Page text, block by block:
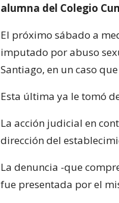
alumna del Colegio
El próximo sábado a
imputado por abuso
Santiago, en un caso
Esta última ya le tomó
La acción judicial en
dirección del
La denuncia -que
fue presentada por el